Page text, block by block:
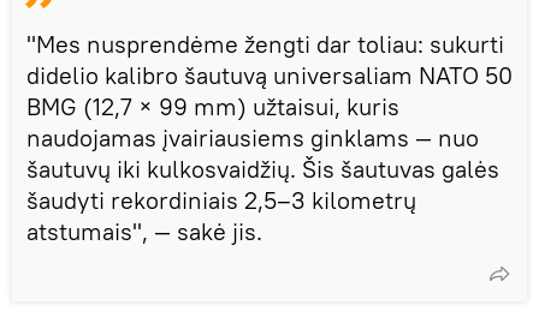
"Mes nusprendėme žengti dar toliau: sukurti
didelio kalibro šautuvą universaliam NATO 50
BMG (12,7 × 99 mm) užtaisui, kuris
naudojamas įvairiausiems ginklams — nuo
šautuvų iki kulkosvaidžių. Šis šautuvas galės
šaudyti rekordiniais 2,5–3 kilometrų
atstumais", — sakė jis.